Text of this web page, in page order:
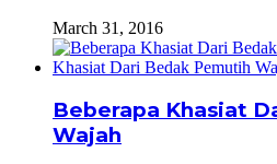
March 31, 2016
Beberapa Khasiat
Wajah